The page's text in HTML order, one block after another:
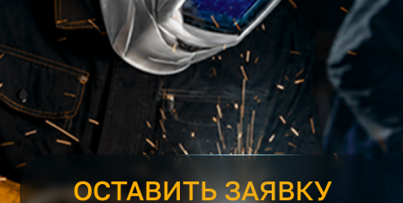
ОСТАВИТЬ ЗАЯВКУ